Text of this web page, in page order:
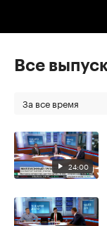
Все
За все время
24:00